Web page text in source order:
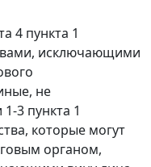
4 пункта 1
исключающими
не
3 пункта 1
которые могут
органом,